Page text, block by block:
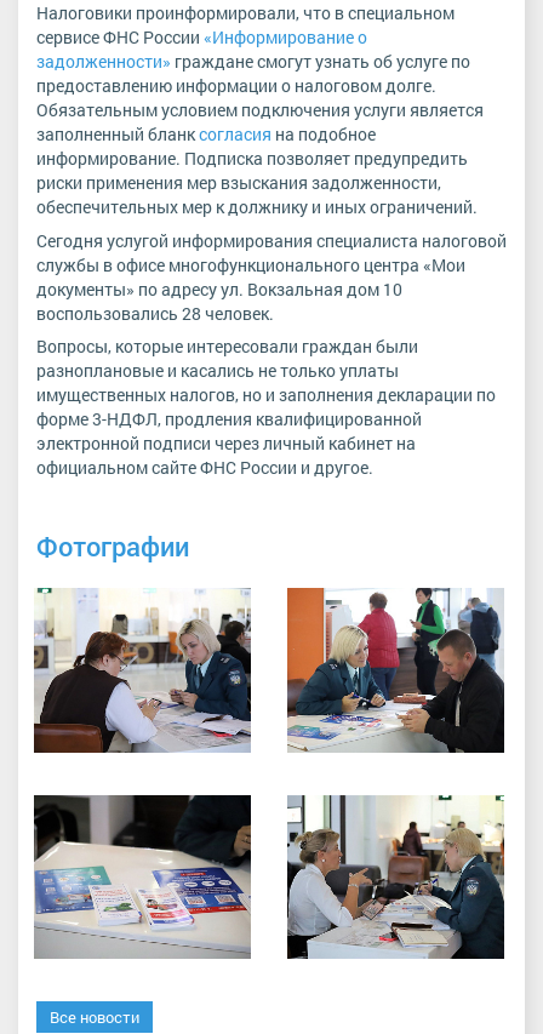
Налоговики проинформировали, что в специальном
сервисе ФНС России «Информирование о
задолженности» граждане смогут узнать об услуге по
предоставлению информации о налоговом долге.
Обязательным условием подключения услуги является
заполненный бланксогласия на подобное
информирование. Подписка позволяет предупредить
риски применения мер взыскания задолженности,
обеспечительных мер к должнику и иных ограничений.
Сегодня услугой информирования специалиста налоговой
службы в офисе многофункционального центра «Мои
документы» по адресу ул. Вокзальная дом 10
воспользовались 28 человек.
Вопросы, которые интересовали граждан были
разноплановые и касались не только уплаты
имущественных налогов, но и заполнения декларации по
форме 3-НДФЛ, продления квалифицированной
электронной подписи через личный кабинет на
официальном сайте ФНС России и другое.
Фотографии
Все новости